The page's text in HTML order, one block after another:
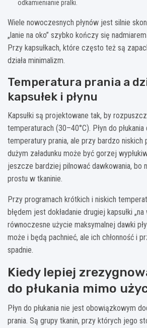
odkamienianie pralki.
Wiele nowoczesnych płynów jest silnie
„lanie na oko” szybko kończy się
Przy kapsułkach, które często też są
działa minimalizm.
Temperatura prania a
kapsułek i płynu
Kapsułki są projektowane tak, by
temperaturach (30–40°C). Płyn do płukania
temperatury prania, ale przy bardzo niskich
dużym załadunku może być gorzej
jeszcze bardziej pilnować dawkowania, bo
prostu w tkaninie.
Przy programach krótkich i niskich
błędem jest dokładanie drugiej kapsułki
równoczesne użycie maksymalnej dawki
może i będą pachnieć, ale ich chłonność i
spadnie.
Kiedy lepiej
do płukania mimo
Płyn do płukania nie jest obowiązkowym
prania. Są grupy tkanin, przy których jego